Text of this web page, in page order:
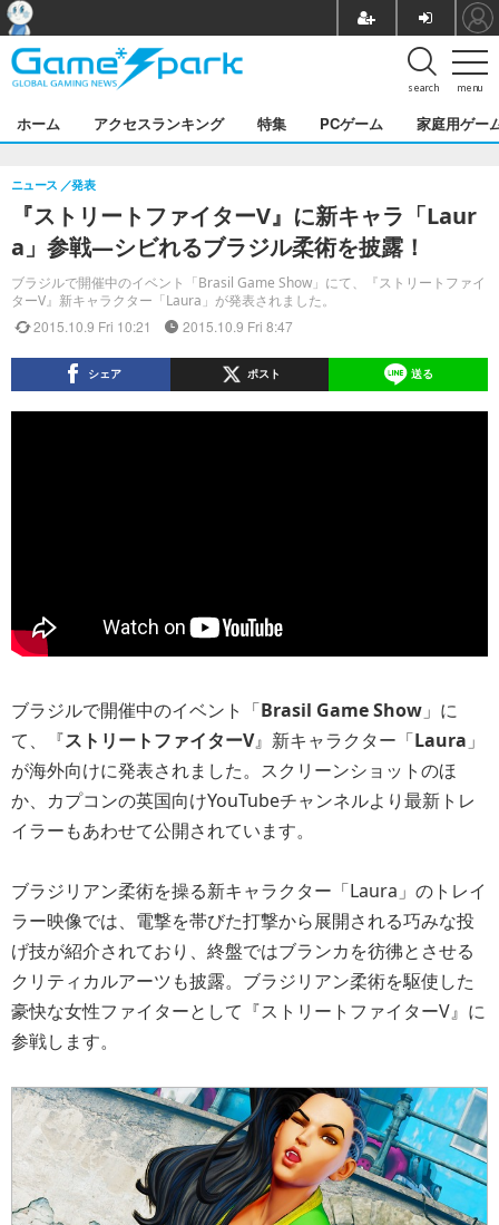
menu
search
ホーム アクセスランキング 特集 PCゲーム 家庭用ゲー
『ストリートファイターV』に新キャラ「Laur
a」参戦―シビれるブラジル柔術を披露！
ブラジルで開催中のイベント「Brasil Game Show」にて、『ストリートファイ
ターV』新キャラクター「Laura」が発表されました。
ニュース 発表
2015.10.9 Fri 10:21 2015.10.9 Fri 8:47
シェア ポスト 送る
ブラジルで開催中のイベント「Brasil Game Show 」に
て、『ストリートファイターV』新キャラクター「Laura 」
が海外向けに発表されました。スクリーンショットのほ
か、カプコンの英国向けYouTubeチャンネルより最新トレ
イラーもあわせて公開されています。
ブラジリアン柔術を操る新キャラクター「Laura」のトレイ
ラー映像では、電撃を帯びた打撃から展開される巧みな投
げ技が紹介されており、終盤ではブランカを彷彿とさせる
クリティカルアーツも披露。ブラジリアン柔術を駆使した
豪快な女性ファイターとして『ストリートファイターV』に
参戦します。